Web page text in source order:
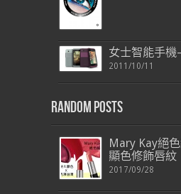
女士智能手機
2011/10/11
Random Posts
Mary Kay絕
顯色修飾唇紋
2017/09/28